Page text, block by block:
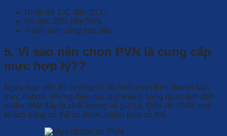
Nhiệt độ 5°C đến 35°C.
Độ ẩm: 30% đến 50%
Tránh ánh nắng trực tiếp
5. Vì sao nên chọn PVN là cung cấp
mực hợp lý??
Ngày nay, trên thị trường có rất nhiều nơi kinh doanh bán
mực ribbon, nhưng điều mà quý khách hàng quan tâm đến
nhiều nhất đấy là chất lượng và giá cả. Đến với PVN, quý
khách hàng có thể có được nhiều hơn cả thế.